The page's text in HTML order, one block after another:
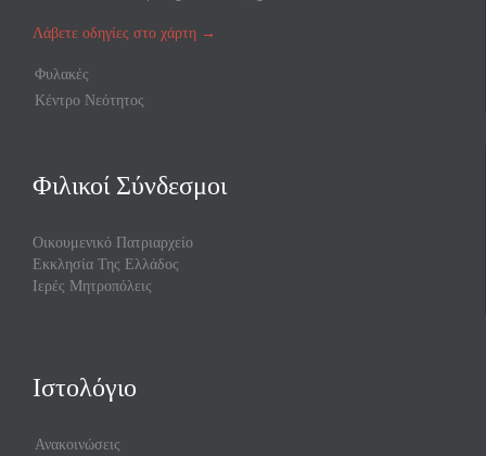
Λάβετε οδηγίες στο χάρτη →
Φυλακές
Κέντρο Νεότητος
Φιλικοί Σύνδεσμοι
Οικουμενικό Πατριαρχείο
Εκκλησία Της Ελλάδος
Ιερές Μητροπόλεις
Ιστολόγιο
Ανακοινώσεις